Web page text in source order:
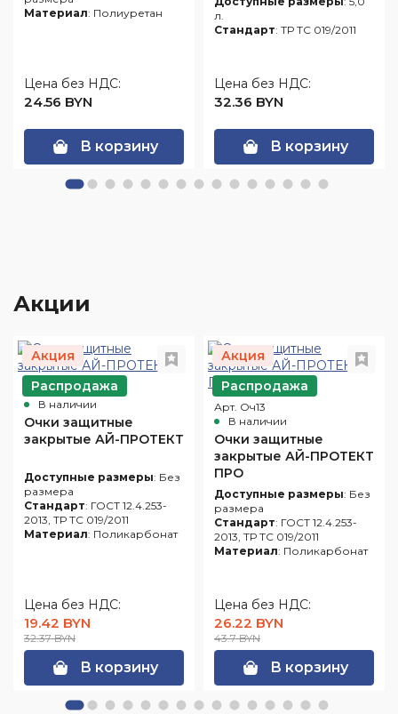
Материал: Полиуретан
Цена без НДС:
24.56 BYN
В корзину
л.
Стандарт: ТР ТС 019/2011
Цена без НДС:
32.36 BYN
В корзину
Акции
Акция
Распродажа
Арт. Оч10
В наличии
Очки защитные
закрытые АЙ-ПРОТЕКТ
Доступные размеры: Без
размера
Стандарт: ГОСТ 12.4.253-
2013, ТР ТС 019/2011
Материал: Поликарбонат
Цена без НДС:
19.42 BYN
32.37 BYN
В корзину
Акция
Распродажа
Арт. Оч13
В наличии
Очки защитные
закрытые АЙ-ПРОТЕКТ
ПРО
Доступные размеры: Без
размера
Стандарт: ГОСТ 12.4.253-
2013, ТР ТС 019/2011
Материал: Поликарбонат
Цена без НДС:
26.22 BYN
43.7 BYN
В корзину